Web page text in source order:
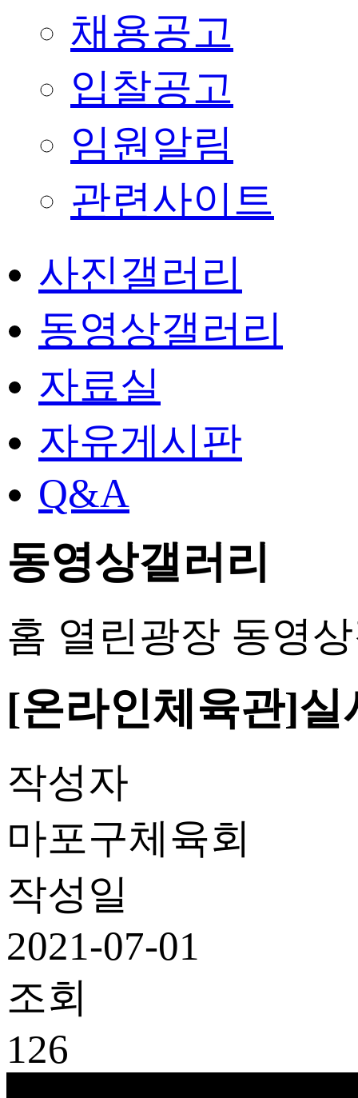
채용공고
입찰공고
임원알림
관련사이트
사진갤러리
동영상갤러리
자료실
자유게시판
Q&A
동영상갤러리
홈 열린광장 동영
[온라인체육관]실
작성자
마포구체육회
작성일
2021-07-01
조회
126